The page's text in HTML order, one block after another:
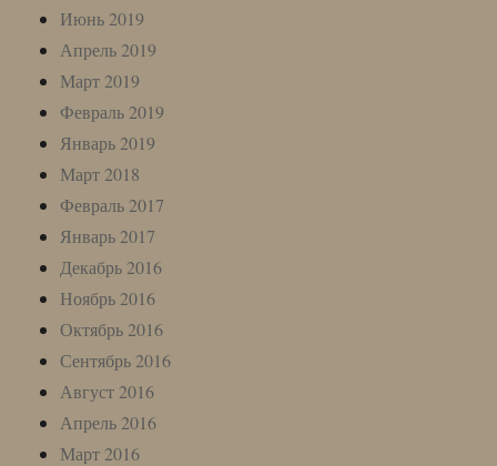
Июнь 2019
Апрель 2019
Март 2019
Февраль 2019
Январь 2019
Март 2018
Февраль 2017
Январь 2017
Декабрь 2016
Ноябрь 2016
Октябрь 2016
Сентябрь 2016
Август 2016
Апрель 2016
Март 2016